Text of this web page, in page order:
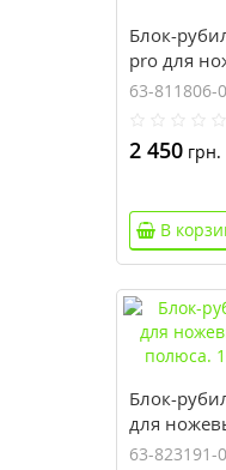
Блок-
pro для
63-811806-
2 450 грн.
В
Блок-
для
полюса.
63-823191-